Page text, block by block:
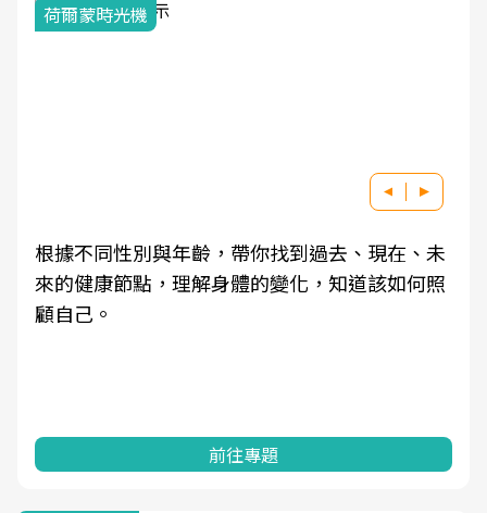
荷爾蒙時光機
根據不同性別與年齡，帶你找到過去、現在、未
來的健康節點，理解身體的變化，知道該如何照
顧自己。
前往專題